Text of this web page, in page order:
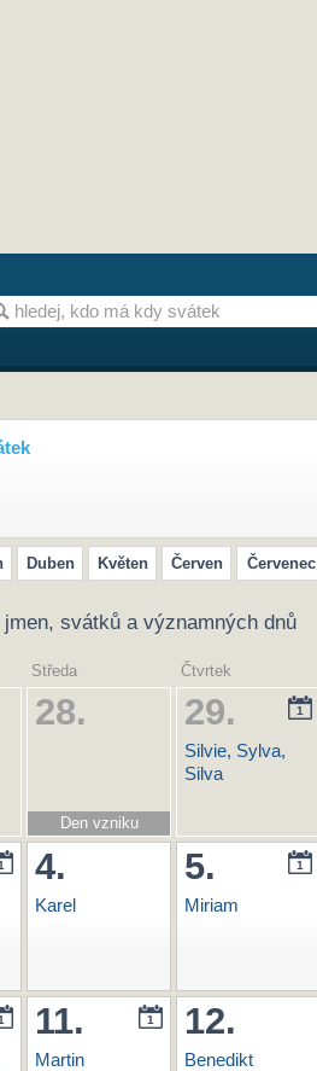
Duben Květen Červen Červenec
jmen, svátků a významných dnů
Středa Čtvrtek
28.
Den vzniku
samostatného
československého
1
29.
Silvie, Sylva,
Silva
4.
Karel
1
5.
Miriam
1
11.
Martin
12.
Benedikt